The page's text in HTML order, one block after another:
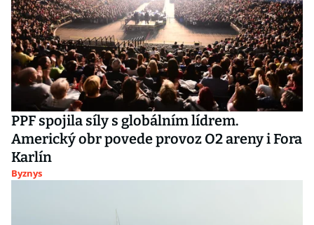
PPF spojila síly s globálním lídrem.
Americký obr povede provoz O2 areny i Fora
Karlín
Byznys